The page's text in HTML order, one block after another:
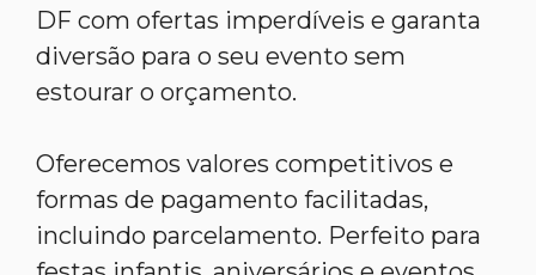
DF com ofertas imperdíveis e garanta
diversão para o seu evento sem
estourar o orçamento.
Oferecemos valores competitivos e
formas de pagamento facilitadas,
incluindo parcelamento. Perfeito para